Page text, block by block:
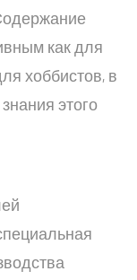
как для
хоббистов, в
этого